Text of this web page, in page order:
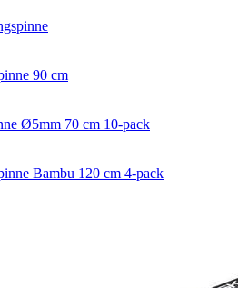
90 cm
Ø5mm 70 cm 10-pack
Bambu 120 cm 4-pack